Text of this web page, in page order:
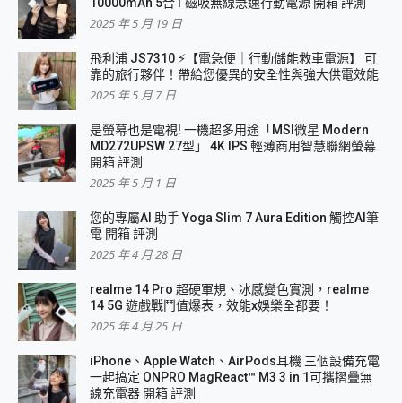
2025 年 5 月 19 日
飛利浦 JS7310 ⚡【電急便｜行動儲能救車電源】 可
靠的旅行夥伴！帶給您優異的安全性與強大供電效能
2025 年 5 月 7 日
是螢幕也是電視! 一機超多用途「MSI微星 Modern
MD272UPSW 27型」 4K IPS 輕薄商用智慧聯網螢幕
開箱 評測
2025 年 5 月 1 日
您的專屬AI 助手 Yoga Slim 7 Aura Edition 觸控AI筆
電 開箱 評測
2025 年 4 月 28 日
realme 14 Pro 超硬軍規、冰感變色實測，realme
14 5G 遊戲戰鬥值爆表，效能x娛樂全都要！
2025 年 4 月 25 日
iPhone、Apple Watch、AirPods耳機 三個設備充電
一起搞定 ONPRO MagReact™ M3 3 in 1可攜摺疊無
線充電器 開箱 評測